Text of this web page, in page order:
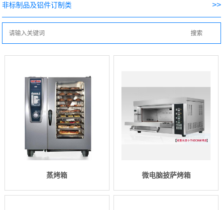
非标制品及铝件订制类 >>
蒸烤箱 微电脑披萨烤箱